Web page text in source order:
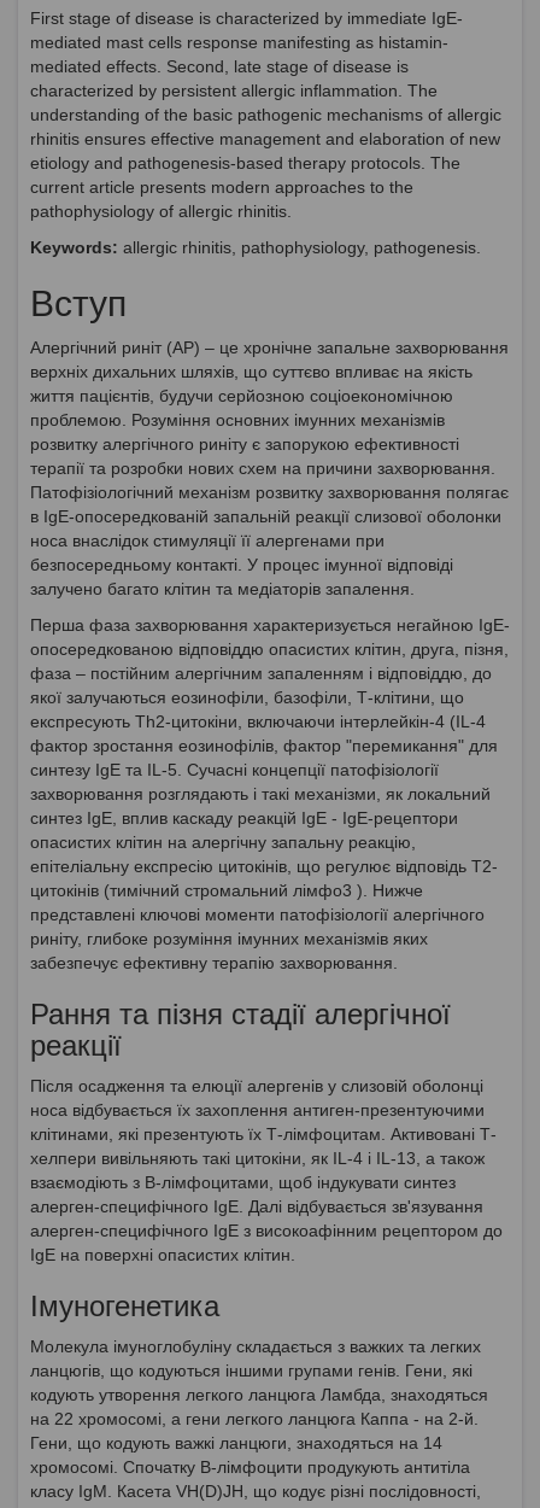
First stage of disease is characterized by immediate IgE-
mediated mast cells response manifesting as histamin-
mediated effects. Second, late stage of disease is
characterized by persistent allergic inflammation. The
understanding of the basic pathogenic mechanisms of allergic
rhinitis ensures effective management and elaboration of new
etiology and pathogenesis-based therapy protocols. The
current article presents modern approaches to the
pathophysiology of allergic rhinitis.
Keywords: allergic rhinitis, pathophysiology, pathogenesis.
Вступ
Алергічний риніт (АР) – це хронічне запальне захворювання
верхніх дихальних шляхів, що суттєво впливає на якість
життя пацієнтів, будучи серйозною соціоекономічною
проблемою. Розуміння основних імунних механізмів
розвитку алергічного риніту є запорукою ефективності
терапії та розробки нових схем на причини захворювання.
Патофізіологічний механізм розвитку захворювання полягає
в IgE-опосередкованій запальній реакції слизової оболонки
носа внаслідок стимуляції її алергенами при
безпосередньому контакті. У процес імунної відповіді
залучено багато клітин та медіаторів запалення.
Перша фаза захворювання характеризується негайною IgE-
опосередкованою відповіддю опасистих клітин, друга, пізня,
фаза – постійним алергічним запаленням і відповіддю, до
якої залучаються еозинофіли, базофіли, Т-клітини, що
експресують Th2-цитокіни, включаючи інтерлейкін-4 (IL-4
фактор зростання еозинофілів, фактор "перемикання" для
синтезу IgE та IL-5. Сучасні концепції патофізіології
захворювання розглядають і такі механізми, як локальний
синтез IgE, вплив каскаду реакцій IgE - IgE-рецептори
опасистих клітин на алергічну запальну реакцію,
епітеліальну експресію цитокінів, що регулює відповідь Т2-
цитокінів (тимічний стромальний лімфо3 ). Нижче
представлені ключові моменти патофізіології алергічного
риніту, глибоке розуміння імунних механізмів яких
забезпечує ефективну терапію захворювання.
Рання та пізня стадії алергічної
реакції
Після осадження та елюції алергенів у слизовій оболонці
носа відбувається їх захоплення антиген-презентуючими
клітинами, які презентують їх Т-лімфоцитам. Активовані Т-
хелпери вивільняють такі цитокіни, як IL-4 і IL-13, а також
взаємодіють з В-лімфоцитами, щоб індукувати синтез
алерген-специфічного IgE. Далі відбувається зв'язування
алерген-специфічного IgE з високоафінним рецептором до
IgE на поверхні опасистих клітин.
Імуногенетика
Молекула імуноглобуліну складається з важких та легких
ланцюгів, що кодуються іншими групами генів. Гени, які
кодують утворення легкого ланцюга Ламбда, знаходяться
на 22 хромосомі, а гени легкого ланцюга Каппа - на 2-й.
Гени, що кодують важкі ланцюги, знаходяться на 14
хромосомі. Спочатку В-лімфоцити продукують антитіла
класу IgM. Касета VH(D)JH, що кодує різні послідовності,